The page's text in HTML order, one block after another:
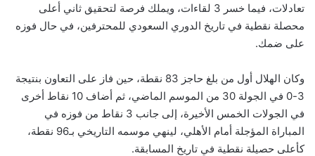
تعادلات، فيما خسر 3 لقاءات، ويملك فرصة لتحقيق ثاني أعلى
محصلة نقطية في تاريخ الدوري السعودي للمحترفين، في حال فوزه
على ضمك.
وكان الهلال أول من بلغ حاجز 83 نقطة، حين فاز على التعاون بنتيجة
3-0 في الجولة 30 من الموسم الماضي، ثم أضاف 10 نقاط أخرى
في الجولات الخمس الأخيرة، إلى جانب 3 نقاط من فوزه في
المباراة المؤجلة أمام الأهلي، لينهي موسمه التاريخي بـ96 نقطة،
كأعلى حصيلة نقطية في تاريخ المسابقة.